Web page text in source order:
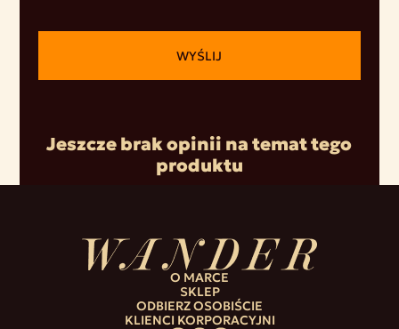
Jeszcze brak opinii na temat tego
produktu
WYŚLIJ
O MARCE
SKLEP
ODBIERZ OSOBIŚCIE
KLIENCI KORPORACYJNI